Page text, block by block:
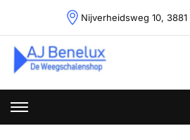
content
Nijverheidsweg 10, 3881
Weegschalenshop |
Weegoplossingen